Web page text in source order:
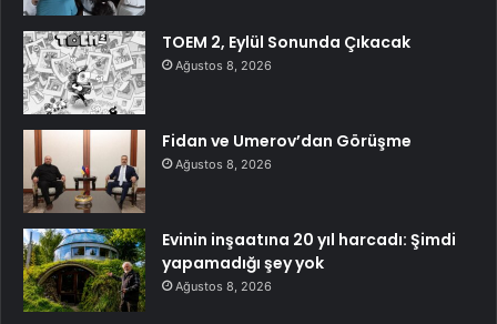
TOEM 2, Eylül Sonunda Çıkacak
Ağustos 8, 2026
Fidan ve Umerov’dan Görüşme
Ağustos 8, 2026
Evinin inşaatına 20 yıl harcadı: Şimdi
yapamadığı şey yok
Ağustos 8, 2026